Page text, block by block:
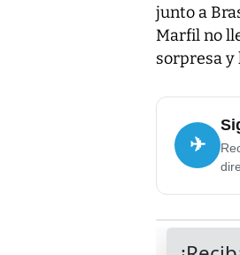
junto a
Marfil no
sorpresa y
✈